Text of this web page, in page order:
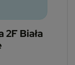
2F Biała